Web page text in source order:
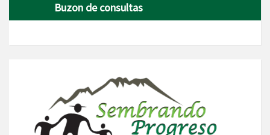
Buzon de consultas